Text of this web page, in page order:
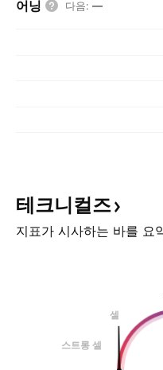
어닝 다음: —
테크니컬즈
지표가 시사하는 바를 요
셀
스트롱 셀